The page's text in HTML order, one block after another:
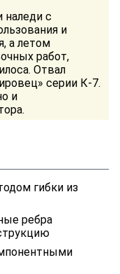
наледи с
и
а летом
работ,
Отвал
серии К-7.
и
гибки из
ребра